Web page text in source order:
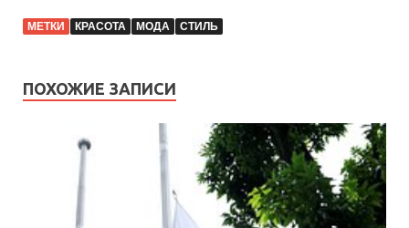
МЕТКИ КРАСОТА МОДА СТИЛЬ
ПОХОЖИЕ ЗАПИСИ